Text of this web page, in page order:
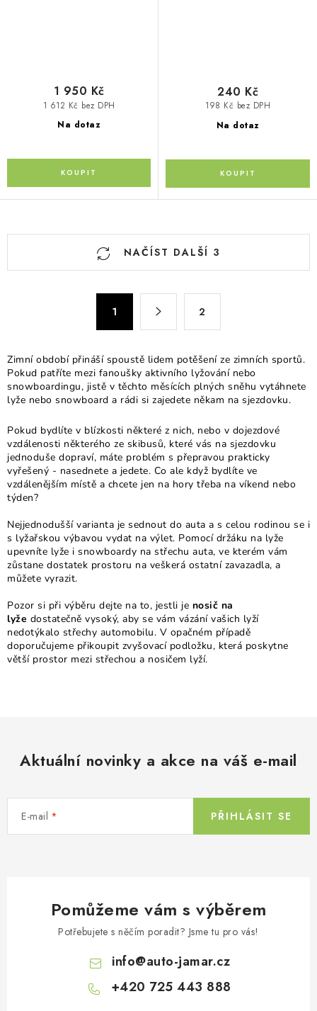
Na dotaz
1 612 Kč bez DPH
1 950 Kč
Na dotaz
198 Kč bez DPH
240 Kč
O
c
í
p
r
v
k
y
v
ý
p
i
s
u
NAČÍST DALŠÍ 3
á
n
k
o
á
n
í
1 2
Zimní období přináší spoustě lidem potěšení ze zimních sportů.
Pokud patříte mezi fanoušky aktivního lyžování nebo
snowboardingu, jistě v těchto měsících plných sněhu vytáhnete
lyže nebo snowboard a rádi si zajedete někam na sjezdovku.
Pokud bydlíte v blízkosti některé z nich, nebo v dojezdové
vzdálenosti některého ze skibusů, které vás na sjezdovku
jednoduše dopraví, máte problém s přepravou prakticky
vyřešený - nasednete a jedete. Co ale když bydlíte ve
vzdálenějším místě a chcete jen na hory třeba na víkend nebo
týden?
Nejjednodušší varianta je sednout do auta a s celou rodinou se i
s lyžařskou výbavou vydat na výlet. Pomocí držáku na lyže
upevníte lyže i snowboardy na střechu auta, ve kterém vám
zůstane dostatek prostoru na veškerá ostatní zavazadla, a
můžete vyrazit.
Pozor si při výběru dejte na to, jestli je nosič na
lyže dostatečně vysoký, aby se vám vázání vašich lyží
nedotýkalo střechy automobilu. V opačném případě
doporučujeme přikoupit zvyšovací podložku, která poskytne
větší prostor mezi střechou a nosičem lyží.
Aktuální novinky a akce na váš e-mail
E-mail PŘIHLÁSIT SE
Pomůžeme vám s výběrem
Potřebujete s něčím poradit? Jsme tu pro vás!
info@auto-jamar.cz
+420 725 443 888